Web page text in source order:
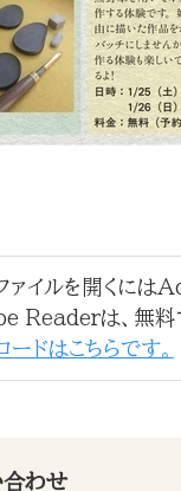
ァイルを開くには
Readerは、無料
ドはこちらです。
合わせ